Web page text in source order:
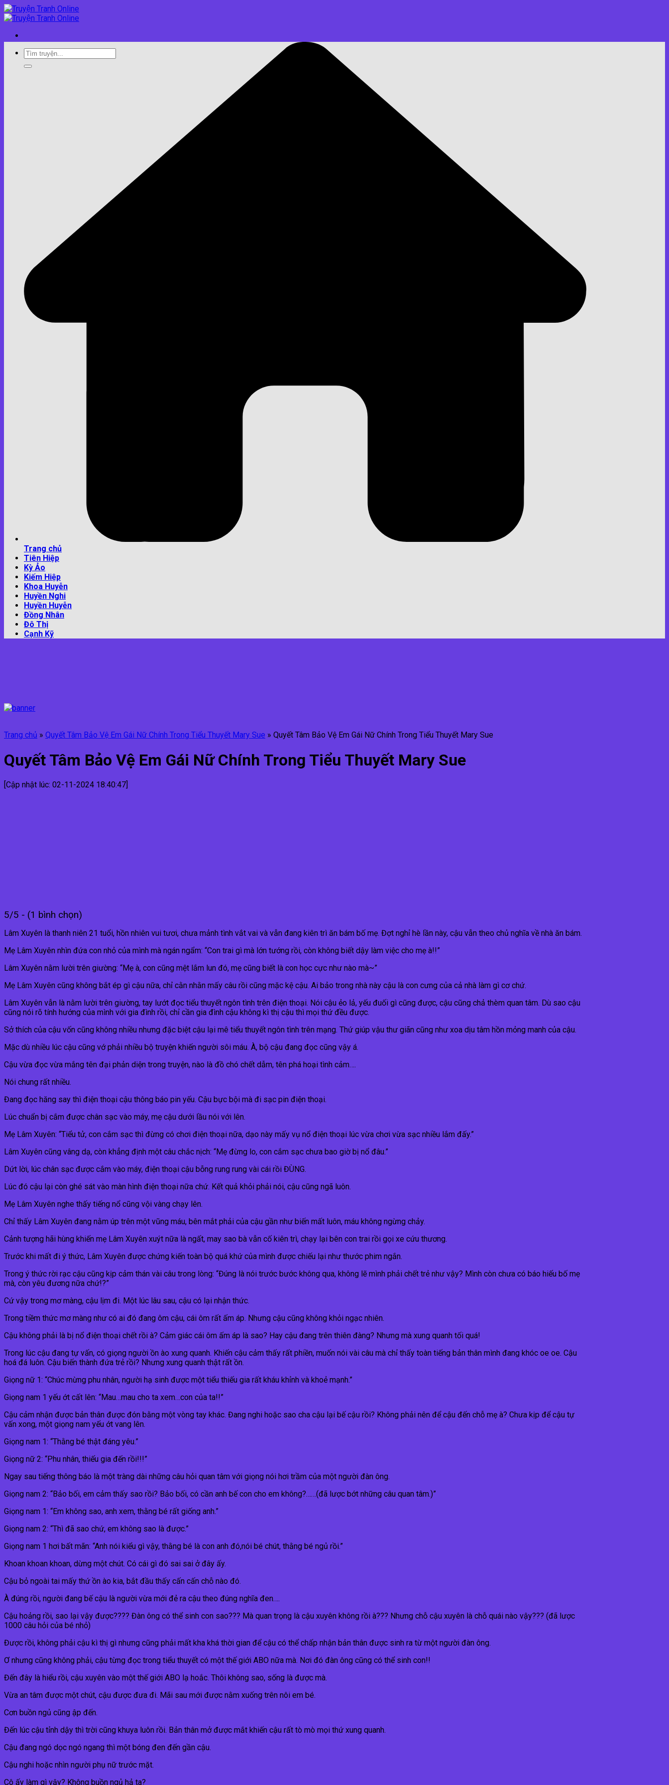
Trang chủ
Tiên Hiệp
Kỳ Ảo
Kiếm Hiệp
Khoa Huyễn
Huyền Nghi
Huyền Huyễn
Đồng Nhân
Đô Thị
Cạnh Kỹ
Trang chủ » Quyết Tâm Bảo Vệ Em Gái Nữ Chính Trong Tiểu Thuyết Mary Sue » Quyết Tâm Bảo Vệ Em Gái Nữ Chính Trong Tiểu Thuyết Mary Sue
Quyết Tâm Bảo Vệ Em Gái Nữ Chính Trong Tiểu Thuyết Mary Sue
[Cập nhật lúc: 02-11-2024 18:40:47]
5/5 - (1 bình chọn)
Lâm Xuyên là thanh niên 21 tuổi, hồn nhiên vui tươi, chưa mảnh tình vắt vai và vẫn đang kiên trì ăn bám bố mẹ. Đợt nghỉ hè lần này, cậu vẫn theo chủ nghĩa về nhà ăn bám.
Mẹ Lâm Xuyên nhìn đứa con nhỏ của mình mà ngán ngẩm: “Con trai gì mà lớn tướng rồi, còn không biết dậy làm việc cho mẹ à!!”
Lâm Xuyên nằm lười trên giường: “Mẹ à, con cũng mệt lắm lun đó, mẹ cũng biết là con học cực như nào mà~”
Mẹ Lâm Xuyên cũng không bắt ép gì cậu nữa, chỉ cằn nhằn mấy câu rồi cũng mặc kệ cậu. Ai bảo trong nhà này cậu là con cưng của cả nhà làm gì cơ chứ.
Lâm Xuyên vẫn là nằm lười trên giường, tay lướt đọc tiểu thuyết ngôn tình trên điện thoại. Nói cậu ẻo lả, yếu đuối gì cũng được, cậu cũng chả thèm quan tâm. Dù sao cậu
cũng nói rõ tính hướng của mình với gia đình rồi, chỉ cần gia đình cậu không kì thị cậu thì mọi thứ đều được.
Sở thích của cậu vốn cũng không nhiều nhưng đặc biệt cậu lại mê tiểu thuyết ngôn tình trên mạng. Thứ giúp vậu thư giãn cũng như xoa dịu tâm hồn mỏng manh của cậu.
Mặc dù nhiều lúc cậu cũng vớ phải nhiều bộ truyện khiến người sôi máu. À, bộ cậu đang đọc cũng vậy á.
Cậu vừa đọc vừa mắng tên đại phản diện trong truyện, nào là đồ chó chết dẫm, tên phá hoại tình cảm….
Nói chung rất nhiều.
Đang đọc hăng say thì điện thoại cậu thông báo pin yếu. Cậu bực bội mà đi sạc pin điện thoại.
Lúc chuẩn bị cắm được chân sạc vào máy, mẹ cậu dưới lầu nói với lên.
Mẹ Lâm Xuyên: “Tiểu tử, con cắm sạc thì đừng có chơi điện thoại nữa, dạo này mấy vụ nổ điện thoại lúc vừa chơi vừa sạc nhiều lắm đấy.”
Lâm Xuyên cũng vâng dạ, còn khẳng định một câu chắc nịch: “Mẹ đừng lo, con cắm sạc chưa bao giờ bị nổ đâu.”
Dứt lời, lúc chân sạc được cắm vào máy, điện thoại cậu bỗng rung rung vài cái rồi ĐÙNG.
Lúc đó cậu lại còn ghé sát vào màn hình điện thoại nữa chứ. Kết quả khỏi phải nói, cậu cũng ngã luôn.
Mẹ Lâm Xuyên nghe thấy tiếng nổ cũng vội vàng chạy lên.
Chỉ thấy Lâm Xuyên đang nằm úp trên một vũng máu, bên mắt phải của cậu gần như biến mất luôn, máu không ngừng chảy.
Cảnh tượng hãi hùng khiến mẹ Lâm Xuyên xuýt nữa là ngất, may sao bà vẫn cố kiên trì, chạy lại bên con trai rồi gọi xe cứu thương.
Trước khi mất đi ý thức, Lâm Xuyên được chứng kiến toàn bộ quá khứ của mình được chiếu lại như thước phim ngắn.
Trong ý thức rời rạc cậu cũng kịp cảm thán vài câu trong lòng: “Đúng là nói trước bước không qua, không lẽ mình phải chết trẻ như vậy? Mình còn chưa có báo hiếu bố mẹ
mà, còn yêu đương nữa chứ!?”
Cứ vậy trong mơ màng, cậu lịm đi. Một lúc lâu sau, cậu có lại nhận thức.
Trong tiềm thức mơ màng như có ai đó đang ôm cậu, cái ôm rất ấm áp. Nhưng cậu cũng không khỏi ngạc nhiên.
Cậu không phải là bị nổ điện thoại chết rồi à? Cảm giác cái ôm ấm áp là sao? Hay cậu đang trên thiên đàng? Nhưng mà xung quanh tối quá!
Trong lúc cậu đang tự vấn, có giọng người ồn ào xung quanh. Khiến cậu cảm thấy rất phiền, muốn nói vài câu mà chỉ thấy toàn tiếng bản thân mình đang khóc oe oe. Cậu
hoá đá luôn. Cậu biến thành đứa trẻ rồi? Nhưng xung quanh thật rất ồn.
Giọng nữ 1: “Chúc mừng phu nhân, người hạ sinh được một tiểu thiếu gia rất kháu khỉnh và khoẻ mạnh.”
Giọng nam 1 yếu ớt cất lên: “Mau…mau cho ta xem…con của ta!!”
Cậu cảm nhận được bản thân được đón bằng một vòng tay khác. Đang nghi hoặc sao cha cậu lại bế cậu rồi? Không phải nên để cậu đến chỗ mẹ à? Chưa kịp để cậu tự
vấn xong, một giọng nam yếu ớt vang lên.
Giọng nam 1: “Thằng bé thật đáng yêu.”
Giọng nữ 2: “Phu nhân, thiếu gia đến rồi!!!”
Ngay sau tiếng thông báo là một tràng dài những câu hỏi quan tâm với giọng nói hơi trầm của một người đàn ông.
Giọng nam 2: “Bảo bối, em cảm thấy sao rồi? Bảo bối, có cần anh bế con cho em không?……(đã lược bớt những câu quan tâm.)”
Giọng nam 1: “Em không sao, anh xem, thằng bé rất giống anh.”
Giọng nam 2: “Thì đã sao chứ, em không sao là được.”
Giọng nam 1 hơi bất mãn: “Anh nói kiểu gì vậy, thằng bé là con anh đó,nói bé chút, thằng bé ngủ rồi.”
Khoan khoan khoan, dừng một chút. Có cái gì đó sai sai ở đây ấy.
Cậu bỏ ngoài tai mấy thứ ồn ào kia, bắt đầu thấy cấn cấn chỗ nào đó.
À đúng rồi, người đang bế cậu là người vừa mới đẻ ra cậu theo đúng nghĩa đen….
Cậu hoảng rồi, sao lại vậy được???? Đàn ông có thể sinh con sao??? Mà quan trọng là cậu xuyên không rồi à??? Nhưng chỗ cậu xuyên là chỗ quái nào vậy??? (đã lược
1000 câu hỏi của bé nhỏ)
Được rồi, không phải cậu kì thị gì nhưng cũng phải mất kha khá thời gian để cậu có thể chấp nhận bản thân được sinh ra từ một người đàn ông.
Ơ nhưng cũng không phải, cậu từng đọc trong tiểu thuyết có một thế giới ABO nữa mà. Nơi đó đàn ông cũng có thể sinh con!!
Đến đây là hiểu rồi, cậu xuyên vào một thế giới ABO lạ hoắc. Thôi không sao, sống là được mà.
Vừa an tâm được một chút, cậu được đưa đi. Mãi sau mới được nằm xuống trên nôi em bé.
Cơn buồn ngủ cũng ập đến.
Đến lúc cậu tỉnh dậy thì trời cũng khuya luôn rồi. Bản thân mở được mắt khiến cậu rất tò mò mọi thứ xung quanh.
Cậu đang ngó dọc ngó ngang thì một bóng đen đến gần cậu.
Cậu nghi hoặc nhìn người phụ nữ trước mặt.
Cô ấy làm gì vậy? Không buồn ngủ hả ta?